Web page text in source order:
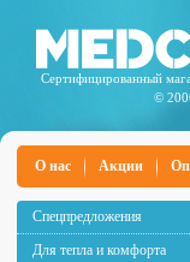
Сертифицированный
©
О нас Акции
Спецпредложения
Для тепла и комфорта